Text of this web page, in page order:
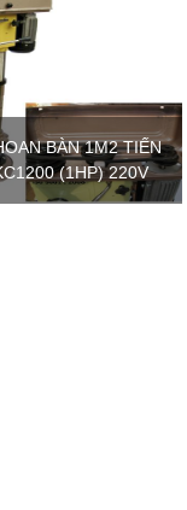
BÀN 1M2 TIẾN
(1HP) 220V